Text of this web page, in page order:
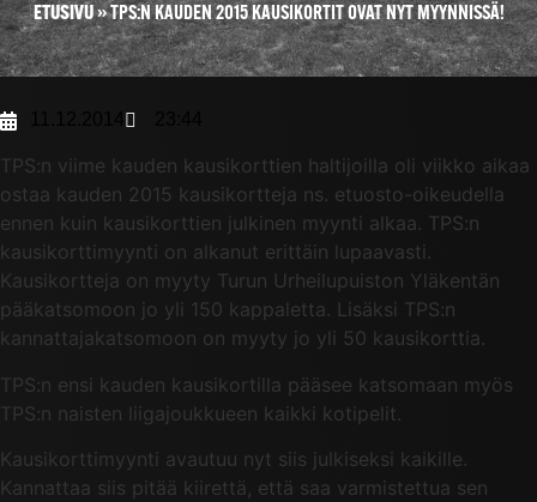
ETUSIVU»TPS:N KAUDEN 2015 KAUSIKORTIT OVAT NYT MYYNNISSÄ!
TPS:n viime kauden kausikorttien haltijoilla oli viikko aikaa
ostaa kauden 2015 kausikortteja ns. etuosto-oikeudella
ennen kuin kausikorttien julkinen myynti alkaa. TPS:n
kausikorttimyynti on alkanut erittäin lupaavasti.
Kausikortteja on myyty Turun Urheilupuiston Yläkentän
pääkatsomoon jo yli 150 kappaletta. Lisäksi TPS:n
kannattajakatsomoon on myyty jo yli 50 kausikorttia.
TPS:n ensi kauden kausikortilla pääsee katsomaan myös
TPS:n naisten liigajoukkueen kaikki kotipelit.
Kausikorttimyynti avautuu nyt siis julkiseksi kaikille.
Kannattaa siis pitää kiirettä, että saa varmistettua sen